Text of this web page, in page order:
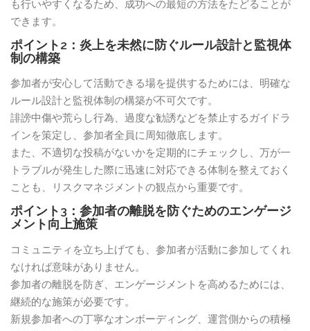
も行いやすくなるため、成功への最短の方法をたどることが
できます。
ポイント2：炎上を未然に防ぐルール設計と監視体
制の構築
参加者が安心して活動できる場を提供するためには、明確な
ルール設計と監視体制の構築が不可欠です。
誹謗中傷や荒らし行為、過度な勧誘などを禁止するガイドラ
インを策定し、参加者全員に周知徹底します。
また、不適切な投稿がないかを定期的にチェックし、万が一
トラブルが発生した際に迅速に対応できる体制を整えておく
ことも、リスクマネジメントの観点から重要です。
ポイント3：参加者の離脱を防ぐためのエンゲージ
メント向上施策
コミュニティを立ち上げても、参加者が活動に参加してくれ
なければ意味がありません。
参加者の離脱を防ぎ、エンゲージメントを高めるためには、
継続的な施策が必要です。
新規参加者への丁寧なオンボーディング、運営側からの積極